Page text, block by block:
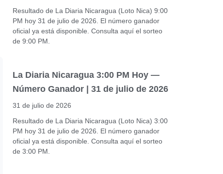
Resultado de La Diaria Nicaragua (Loto Nica) 9:00
PM hoy 31 de julio de 2026. El número ganador
oficial ya está disponible. Consulta aquí el sorteo
de 9:00 PM.
La Diaria Nicaragua 3:00 PM Hoy —
Número Ganador | 31 de julio de 2026
31 de julio de 2026
Resultado de La Diaria Nicaragua (Loto Nica) 3:00
PM hoy 31 de julio de 2026. El número ganador
oficial ya está disponible. Consulta aquí el sorteo
de 3:00 PM.